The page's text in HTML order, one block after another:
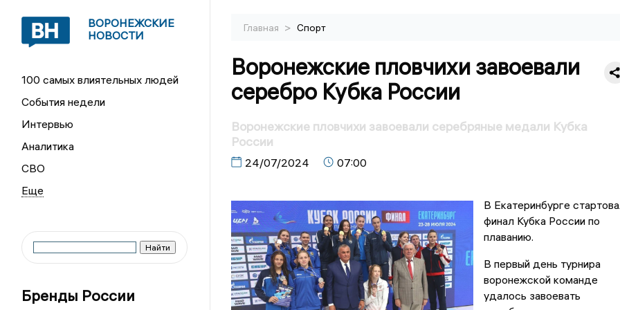
ВОРОНЕЖСКИЕ
НОВОСТИ
100 самых влиятельных людей
События недели
Интервью
Аналитика
СВО
Бренды России
Главная > Спорт
Воронежские пловчихи завоевали
серебро Кубка России
Воронежские пловчихи завоевали серебряные медали Кубка
России
24/07/2024 07:00
В Екатеринбурге
финал Кубка России по
плаванию.
В первый день турнира
воронежской команде
удалось завоевать